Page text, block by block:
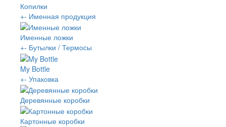
Копилки
+- Именная продукция
Именные ложки
+- Бутылки / Термосы
My Bottle
+- Упаковка
Деревянные коробки
Картонные коробки